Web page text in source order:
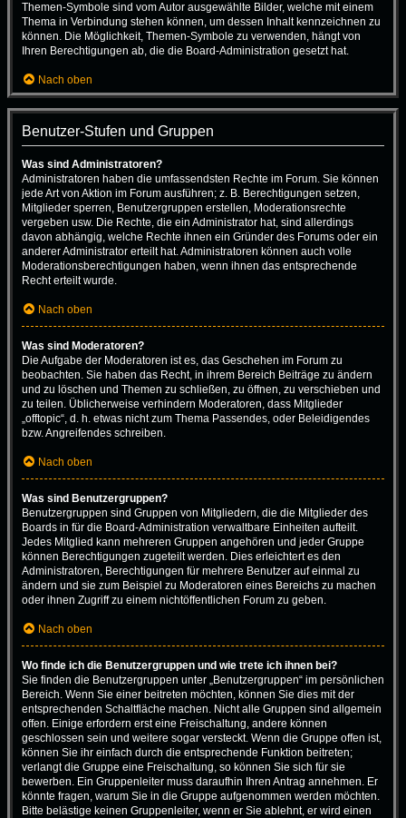
Themen-Symbole sind vom Autor ausgewählte Bilder, welche mit einem
Thema in Verbindung stehen können, um dessen Inhalt kennzeichnen zu
können. Die Möglichkeit, Themen-Symbole zu verwenden, hängt von
Ihren Berechtigungen ab, die die Board-Administration gesetzt hat.
Nach oben
Benutzer-Stufen und Gruppen
Was sind Administratoren?
Administratoren haben die umfassendsten Rechte im Forum. Sie können
jede Art von Aktion im Forum ausführen; z. B. Berechtigungen setzen,
Mitglieder sperren, Benutzergruppen erstellen, Moderationsrechte
vergeben usw. Die Rechte, die ein Administrator hat, sind allerdings
davon abhängig, welche Rechte ihnen ein Gründer des Forums oder ein
anderer Administrator erteilt hat. Administratoren können auch volle
Moderationsberechtigungen haben, wenn ihnen das entsprechende
Recht erteilt wurde.
Nach oben
Was sind Moderatoren?
Die Aufgabe der Moderatoren ist es, das Geschehen im Forum zu
beobachten. Sie haben das Recht, in ihrem Bereich Beiträge zu ändern
und zu löschen und Themen zu schließen, zu öffnen, zu verschieben und
zu teilen. Üblicherweise verhindern Moderatoren, dass Mitglieder
„offtopic“, d. h. etwas nicht zum Thema Passendes, oder Beleidigendes
bzw. Angreifendes schreiben.
Nach oben
Was sind Benutzergruppen?
Benutzergruppen sind Gruppen von Mitgliedern, die die Mitglieder des
Boards in für die Board-Administration verwaltbare Einheiten aufteilt.
Jedes Mitglied kann mehreren Gruppen angehören und jeder Gruppe
können Berechtigungen zugeteilt werden. Dies erleichtert es den
Administratoren, Berechtigungen für mehrere Benutzer auf einmal zu
ändern und sie zum Beispiel zu Moderatoren eines Bereichs zu machen
oder ihnen Zugriff zu einem nichtöffentlichen Forum zu geben.
Nach oben
Wo finde ich die Benutzergruppen und wie trete ich ihnen bei?
Sie finden die Benutzergruppen unter „Benutzergruppen“ im persönlichen
Bereich. Wenn Sie einer beitreten möchten, können Sie dies mit der
entsprechenden Schaltfläche machen. Nicht alle Gruppen sind allgemein
offen. Einige erfordern erst eine Freischaltung, andere können
geschlossen sein und weitere sogar versteckt. Wenn die Gruppe offen ist,
können Sie ihr einfach durch die entsprechende Funktion beitreten;
verlangt die Gruppe eine Freischaltung, so können Sie sich für sie
bewerben. Ein Gruppenleiter muss daraufhin Ihren Antrag annehmen. Er
könnte fragen, warum Sie in die Gruppe aufgenommen werden möchten.
Bitte belästige keinen Gruppenleiter, wenn er Sie ablehnt, er wird einen